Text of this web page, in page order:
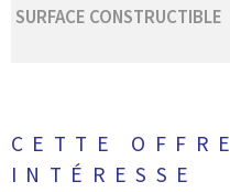
SURFACE CONSTRUCTIBLE
CETTE OFFRE
INTÉRESSE